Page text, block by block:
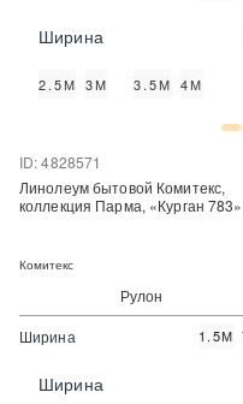
Цена:Ширина
2.5М 3М 3.5М 4М
Рулон
ID: 4828571
Цена:
Линолеум бытовой Комитекс,
коллекция Парма, «Курган 783»
Комитекс
Ширина 1.5М
Ширина